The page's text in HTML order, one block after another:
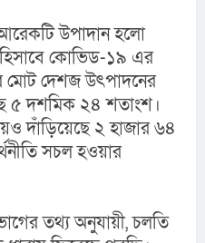
উপাদান হলো
হিসাবে কোভিড-১৯ এর
মোট দেশজ উৎপাদনের
৫ দশমিক ২৪ শতাংশ।
দাঁড়িয়েছে ২ হাজার ৬৪
সচল হওয়ার
তথ্য অনুযায়ী, চলতি